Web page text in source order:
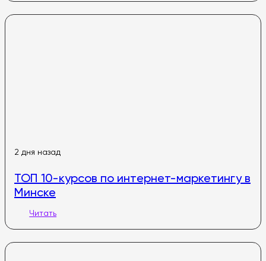
2 дня назад
ТОП 10-курсов по интернет-маркетингу в
Минске
Читать